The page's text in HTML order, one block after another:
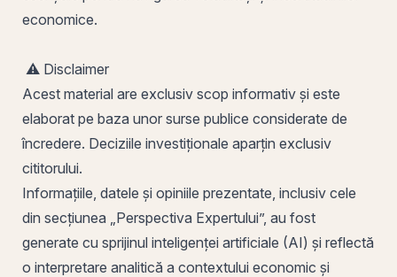
economice.
⚠️ Disclaimer
Acest material are exclusiv scop informativ și este
elaborat pe baza unor surse publice considerate de
încredere. Deciziile investiționale aparțin exclusiv
cititorului.
Informațiile, datele și opiniile prezentate, inclusiv cele
din secțiunea „Perspectiva Expertului”, au fost
generate cu sprijinul inteligenței artificiale (AI) și reflectă
o interpretare analitică a contextului economic și